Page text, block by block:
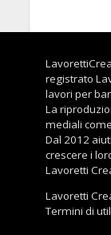
registrato
lavori per
La
mediali
Dal 2012
crescere i
Lavoretti
Lavoretti
Termini di